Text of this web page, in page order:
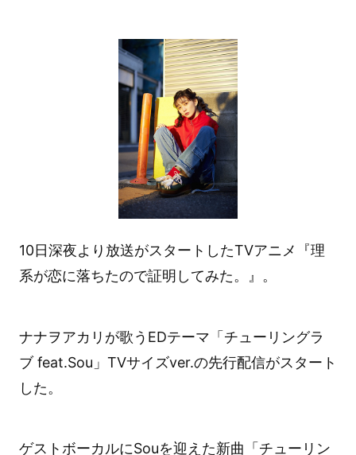
10日深夜より放送がスタートしたTVアニメ『理
系が恋に落ちたので証明してみた。』。
ナナヲアカリが歌うEDテーマ「チューリングラ
ブ feat.Sou」TVサイズver.の先行配信がスタート
した。
ゲストボーカルにSouを迎えた新曲「チューリン